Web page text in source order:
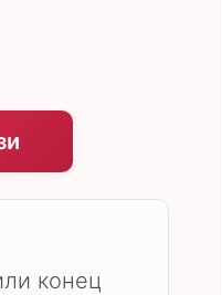
конец